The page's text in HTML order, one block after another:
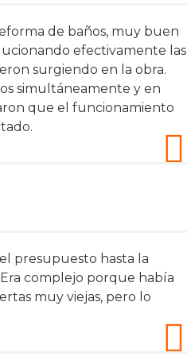
de baños, muy buen
efectivamente las
surgiendo en la obra.
simultáneamente y en
que el funcionamiento
presupuesto hasta la
complejo porque había
muy viejas, pero lo